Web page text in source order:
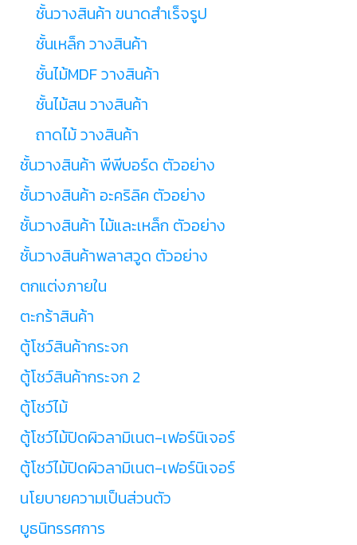
ชั้นวางสินค้า ขนาดสำเร็จรูป
ชั้นเหล็ก วางสินค้า
ชั้นไม้MDF วางสินค้า
ชั้นไม้สน วางสินค้า
ถาดไม้ วางสินค้า
ชั้นวางสินค้า พีพีบอร์ด ตัวอย่าง
ชั้นวางสินค้า อะคริลิค ตัวอย่าง
ชั้นวางสินค้า ไม้และเหล็ก ตัวอย่าง
ชั้นวางสินค้าพลาสวูด ตัวอย่าง
ตกแต่งภายใน
ตะกร้าสินค้า
ตู้โชว์สินค้ากระจก
ตู้โชว์สินค้ากระจก 2
ตู้โชว์ไม้
ตู้โชว์ไม้ปิดผิวลามิเนต-เฟอร์นิเจอร์
ตู้โชว์ไม้ปิดผิวลามิเนต-เฟอร์นิเจอร์
นโยบายความเป็นส่วนตัว
บูธนิทรรศการ